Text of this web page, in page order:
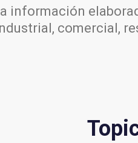
información
comercial,